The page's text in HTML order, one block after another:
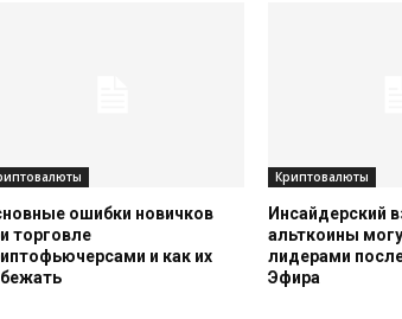
ошибки новичков
торговле
и как их
Криптовалюты
Инсайдерский
альткоины
лидерами
Эфира